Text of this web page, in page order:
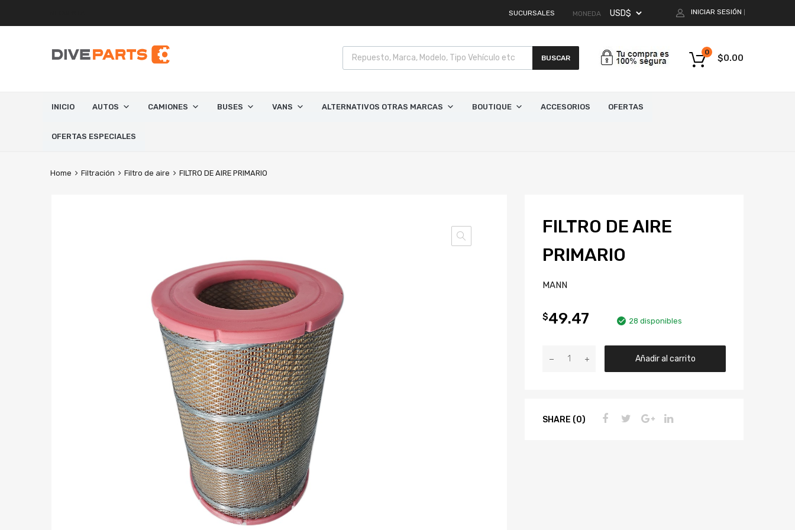
SUCURSALES MONEDA INICIAR SESIÓN
BUSCAR $0.00
0
INICIO AUTOS CAMIONES BUSES VANS ALTERNATIVOS OTRAS MARCAS BOUTIQUE ACCESORIOS OFERTAS
OFERTAS ESPECIALES
Home Filtración Filtro de aire FILTRO DE AIRE PRIMARIO
FILTRO DE AIRE
PRIMARIO
MANN
$49.47 28 disponibles
Añadir al carrito
SHARE (0)